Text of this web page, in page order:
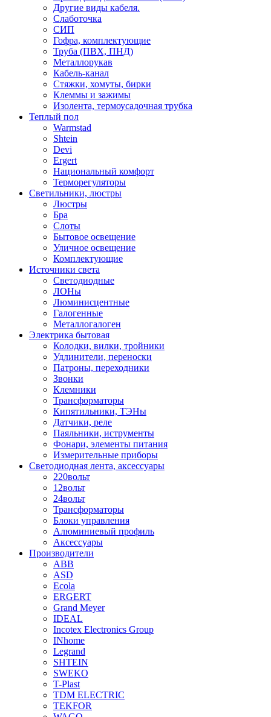
Другие виды кабеля.
Слаботочка
СИП
Гофра, комплектующие
Труба (ПВХ, ПНД)
Металлорукав
Кабель-канал
Стяжки, хомуты, бирки
Клеммы и зажимы
Изолента, термоусадочная трубка
Теплый пол
Warmstad
Shtein
Devi
Ergert
Национальный комфорт
Терморегуляторы
Светильники, люстры
Люстры
Бра
Слоты
Бытовое освещение
Уличное освещение
Комплектующие
Источники света
Светодиодные
ЛОНы
Люминисцентные
Галогенные
Металлогалоген
Электрика бытовая
Колодки, вилки, тройники
Удлинители, переноски
Патроны, переходники
Звонки
Клемники
Трансформаторы
Кипятильники, ТЭНы
Датчики, реле
Паяльники, иструменты
Фонари, элементы питания
Измерительные приборы
Светодиодная лента, аксессуары
220вольт
12вольт
24вольт
Трансформаторы
Блоки управления
Алюминиевый профиль
Аксессуары
Производители
ABB
ASD
Ecola
ERGERT
Grand Meyer
IDEAL
Incotex Electronics Group
INhome
Legrand
SHTEIN
SWEKO
T-Plast
TDM ELECTRIC
TEKFOR